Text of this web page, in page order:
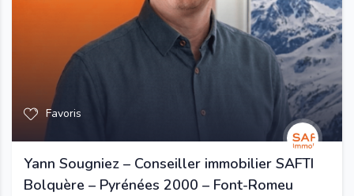
Favoris
Yann Sougniez – Conseiller immobilier SAFTI
Bolquère – Pyrénées 2000 – Font-Romeu